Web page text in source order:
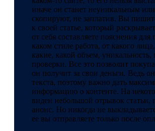
иначе он станет неуникальным
скопируют, не заплатив. Вы
к своей статье, который
от себя составляете пояснения для
каком стиле работа, от какого
какие, какой объем, уникальность,
проверки. Все это позволит
он получит за свои деньги. Ведь
текста, поэтому важно дать
информацию о контенте. На
виден небольшой отрывок статьи,
анонс. Но никогда не
ее вы отправляете только после